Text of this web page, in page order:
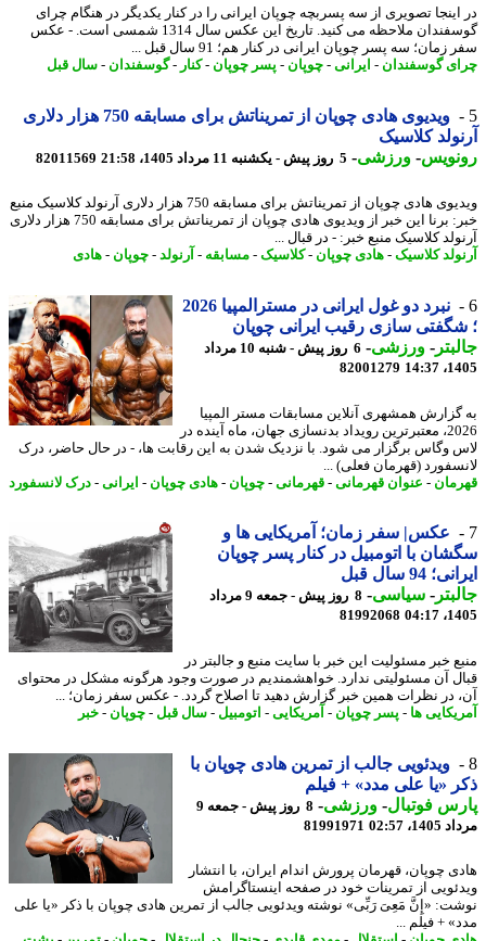
تصویری از سه پسربچه چوپان ایرانی را در کنار یکدیگر در هنگام چرای
گوسفندان ملاحظه می کنید. تاریخ این عکس سال 1314 شمسی است. - عکس
سه پسر چوپان ایرانی در کنار هم؛ 91 سال قبل ...
گوسفندان- ایرانی- چوپان-پسر چوپان-کنار-گوسفندان- سال قبل
ویدیوی هادی چوپان از تمریناتش برای مسابقه 750 هزار دلاری
کلاسیک
-ورزشی-5 روز پیش - یکشنبه 11 مرداد 1405، 21:58 82011569
ویدیوی هادی چوپان از تمریناتش برای مسابقه 750 هزار دلاری آرنولد کلاسیک منبع
خبر: برنا این خبر از ویدیوی هادی چوپان از تمریناتش برای مسابقه 750 هزار دلاری
کلاسیک منبع خبر: - در قبال ...
کلاسیک-هادی چوپان-کلاسیک-مسابقه-آرنولد -چوپان-هادی
نبرد دو غول ایرانی در مسترالمپیا 2026
سازی رقیب ایرانی چوپان
-ورزشی-
6 روز پیش - شنبه 10 مرداد
82001279
همشهری آنلاین مسابقات مستر المپیا
2026، معتبرترین رویداد بدنسازی جهان، ماه آینده در
وگاس برگزار می شود. با نزدیک شدن به این رقابت ها، - در حال حاضر، درک
(قهرمان فعلی) ...
-عنوان قهرمانی-قهرمانی-چوپان-هادی چوپان-ایرانی- درک لانسفورد
عکس| سفر زمان؛ آمریکایی ها و
با اتومبیل در کنار پسر چوپان
94 سال قبل
-سیاسی-
8 روز پیش - جمعه 9 مرداد
81992068
خبر مسئولیت این خبر با سایت منبع و جالبتر در
آن مسئولیتی ندارد. خواهشمندیم در صورت وجود هرگونه مشکل در محتوای
در نظرات همین خبر گزارش دهید تا اصلاح گردد. - عکس سفر زمان؛ ...
ها- پسر چوپان-آمریکایی-اتومبیل-سال قبل -چوپان-خبر
ویدئویی جالب از تمرین هادی چوپان با
«یا علی مدد» + فیلم
فوتبال-ورزشی-
8 روز پیش - جمعه 9
02:57
81991971
چوپان، قهرمان پرورش اندام ایران، با انتشار
از تمرینات خود در صفحه اینستاگرامش
«إِنَّ مَعِیَ رَبِّی» نوشته ویدئویی جالب از تمرین هادی چوپان با ذکر «یا علی
+ فیلم ...